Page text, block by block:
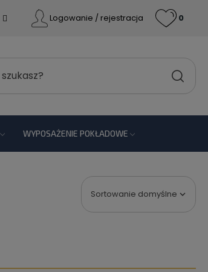
Logowanie / rejestracja 0
WYPOSAŻENIE POKŁADOWE
Sortowanie domyślne 